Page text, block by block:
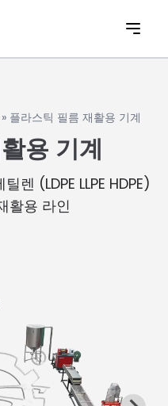
» 플라스틱 필름 재활용 기계
용 기계
렌 (LDPE LLPE HDPE)
활용 라인